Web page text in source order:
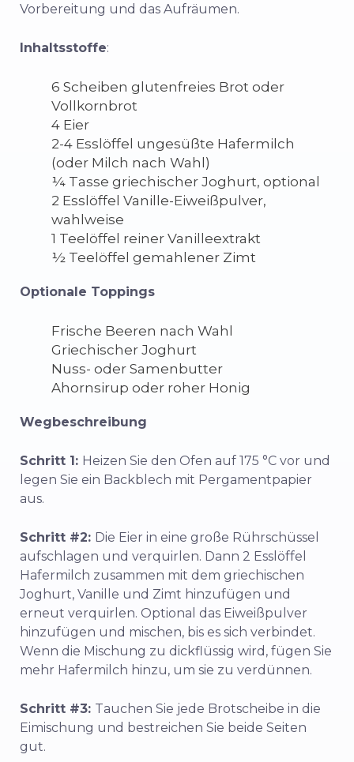
Vorbereitung und das Aufräumen.
Inhaltsstoffe:
6 Scheiben glutenfreies Brot oder
Vollkornbrot
4 Eier
2-4 Esslöffel ungesüßte Hafermilch
(oder Milch nach Wahl)
¼ Tasse griechischer Joghurt, optional
2 Esslöffel Vanille-Eiweißpulver,
wahlweise
1 Teelöffel reiner Vanilleextrakt
½ Teelöffel gemahlener Zimt
Optionale Toppings
Frische Beeren nach Wahl
Griechischer Joghurt
Nuss- oder Samenbutter
Ahornsirup oder roher Honig
Wegbeschreibung
Schritt 1: Heizen Sie den Ofen auf 175 °C vor und
legen Sie ein Backblech mit Pergamentpapier
aus.
Schritt #2: Die Eier in eine große Rührschüssel
aufschlagen und verquirlen. Dann 2 Esslöffel
Hafermilch zusammen mit dem griechischen
Joghurt, Vanille und Zimt hinzufügen und
erneut verquirlen. Optional das Eiweißpulver
hinzufügen und mischen, bis es sich verbindet.
Wenn die Mischung zu dickflüssig wird, fügen Sie
mehr Hafermilch hinzu, um sie zu verdünnen.
Schritt #3: Tauchen Sie jede Brotscheibe in die
Eimischung und bestreichen Sie beide Seiten
gut.